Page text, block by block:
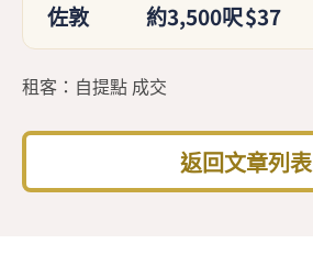
佐敦 約3,500呎$37
租客：自提點 成交
返回文章列表